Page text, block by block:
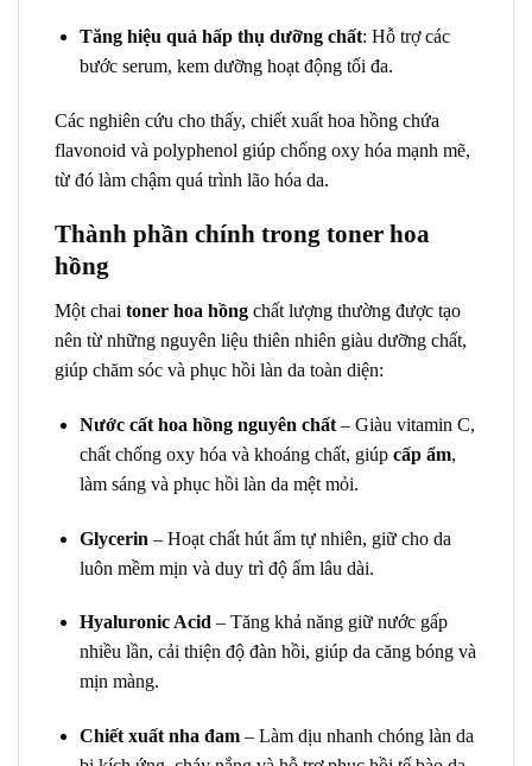
Tăng hiệu quả hấp thụ dưỡng chất: Hỗ trợ các
bước serum, kem dưỡng hoạt động tối đa.
Các nghiên cứu cho thấy, chiết xuất hoa hồng chứa
flavonoid và polyphenol giúp chống oxy hóa mạnh mẽ,
từ đó làm chậm quá trình lão hóa da.
Thành phần chính trong toner hoa
hồng
Một chai toner hoa hồng chất lượng thường được tạo
nên từ những nguyên liệu thiên nhiên giàu dưỡng chất,
giúp chăm sóc và phục hồi làn da toàn diện:
Nước cất hoa hồng nguyên chất– Giàu vitamin C,
chất chống oxy hóa và khoáng chất, giúp cấp ẩm,
làm sáng và phục hồi làn da mệt mỏi.
Glycerin – Hoạt chất hút ẩm tự nhiên, giữ cho da
luôn mềm mịn và duy trì độ ẩm lâu dài.
Hyaluronic Acid – Tăng khả năng giữ nước gấp
nhiều lần, cải thiện độ đàn hồi, giúp da căng bóng và
mịn màng.
Chiết xuất nha đam– Làm dịu nhanh chóng làn da